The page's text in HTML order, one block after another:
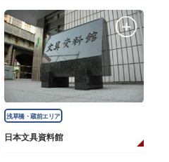
浅草橋・蔵前エリア
日本文具資料館